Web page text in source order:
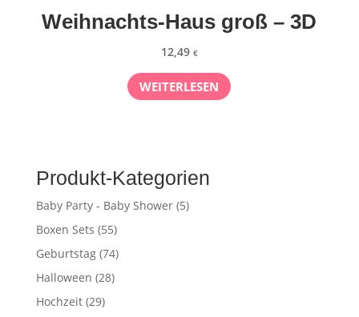
Weihnachts-Haus groß – 3D
12,49 €
WEITERLESEN
Produkt-Kategorien
Baby Party - Baby Shower (5)
Boxen Sets (55)
Geburtstag (74)
Halloween (28)
Hochzeit (29)